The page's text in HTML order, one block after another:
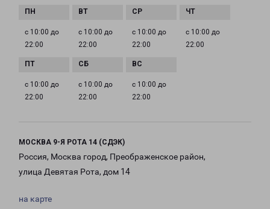
с 10:00 до
22:00
с 10:00 до
22:00
с 10:00 до
22:00
с 10:00 до
22:00
с 10:00 до
22:00
с 10:00 до
22:00
с 10:00 до
22:00
МОСКВА 9-Я РОТА 14 (СДЭК)
Россия, Москва город, Преображенское район,
улица Девятая Рота, дом 14
на карте